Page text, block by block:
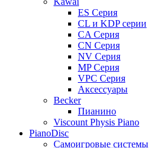
ES Серия
CL и KDP серии
CA Серия
CN Серия
NV Серия
MP Серия
VPC Серия
Аксессуары
Becker
Пианино
Viscount Physis Piano
PianoDisc
Самоигровые системы